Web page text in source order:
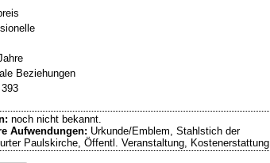
Beziehungen
noch nicht bekannt.
Aufwendungen: Urkunde/Emblem, Stahlstich der
Paulskirche, Öffentl. Veranstaltung, Kostenerstattung